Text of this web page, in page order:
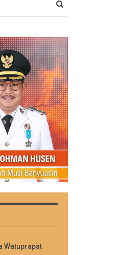
Watuprapat